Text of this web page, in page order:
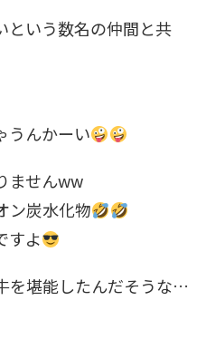
という数名の仲間と共
うんかーい
ませんww
ン炭水化物
すよ
を堪能したんだそうな…